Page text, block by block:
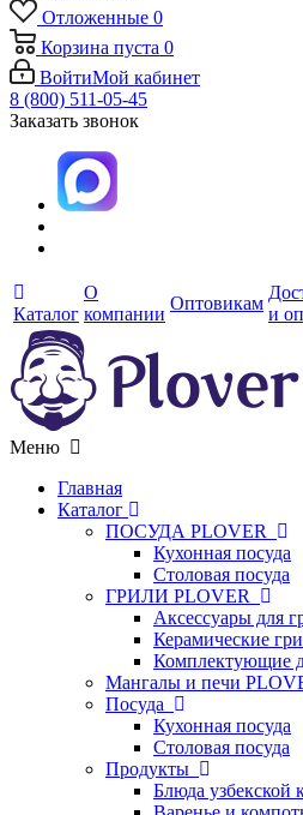
Отложенные 0
Корзина пуста 0
ВойтиМой кабинет
8 (800) 511-05-45
Заказать звонок
Каталог
О
компании
Оптовикам
и
Меню
Главная
Каталог
ПОСУДА PLOVER
Кухонная посуда
Столовая посуда
ГРИЛИ PLOVER
Аксессуары для
Керамические
Комплектующие
Мангалы и печи
Посуда
Кухонная посуда
Столовая посуда
Продукты
Блюда узбекской